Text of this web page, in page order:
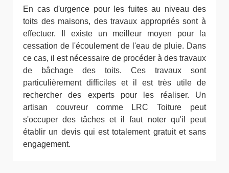
En cas d'urgence pour les fuites au niveau des
toits des maisons, des travaux appropriés sont à
effectuer. Il existe un meilleur moyen pour la
cessation de l'écoulement de l'eau de pluie. Dans
ce cas, il est nécessaire de procéder à des travaux
de bâchage des toits. Ces travaux sont
particulièrement difficiles et il est très utile de
rechercher des experts pour les réaliser. Un
artisan couvreur comme LRC Toiture peut
s'occuper des tâches et il faut noter qu'il peut
établir un devis qui est totalement gratuit et sans
engagement.